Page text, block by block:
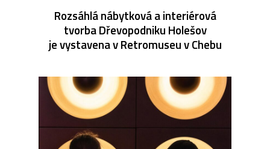
Rozsáhlá nábytková a interiérová
tvorba Dřevopodniku Holešov
je vystavena v Retromuseu v Chebu